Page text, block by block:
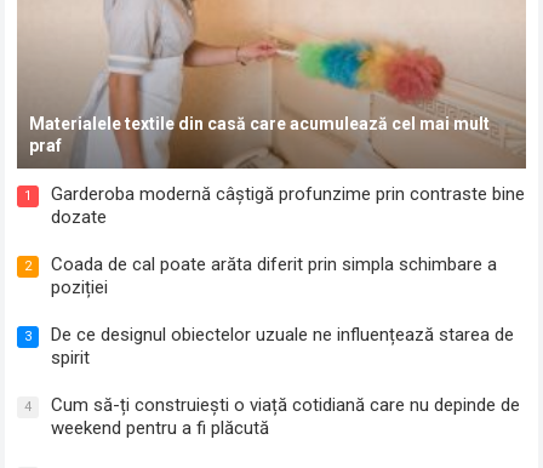
Materialele textile din casă care acumulează cel mai mult
praf
1
Garderoba modernă câștigă profunzime prin contraste bine
dozate
2
Coada de cal poate arăta diferit prin simpla schimbare a
poziției
3
De ce designul obiectelor uzuale ne influențează starea de
spirit
4
Cum să-ți construiești o viață cotidiană care nu depinde de
weekend pentru a fi plăcută